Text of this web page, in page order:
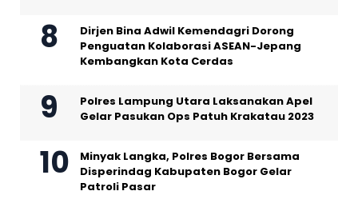
Dirjen Bina Adwil Kemendagri Dorong
Penguatan Kolaborasi ASEAN-Jepang
Kembangkan Kota Cerdas
Polres Lampung Utara Laksanakan Apel
Gelar Pasukan Ops Patuh Krakatau 2023
Minyak Langka, Polres Bogor Bersama
Disperindag Kabupaten Bogor Gelar
Patroli Pasar